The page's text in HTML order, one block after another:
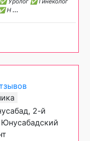
Н ...
2-й